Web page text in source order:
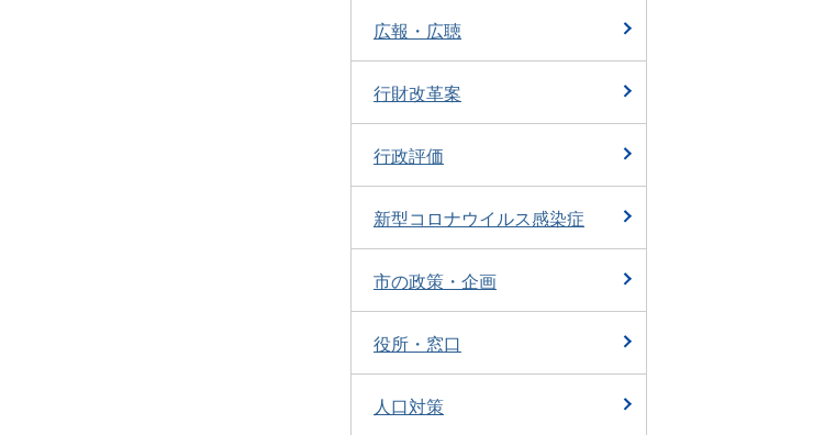
広報・広聴
行財改革案
行政評価
新型コロナウイルス感染症
市の政策・企画
役所・窓口
人口対策